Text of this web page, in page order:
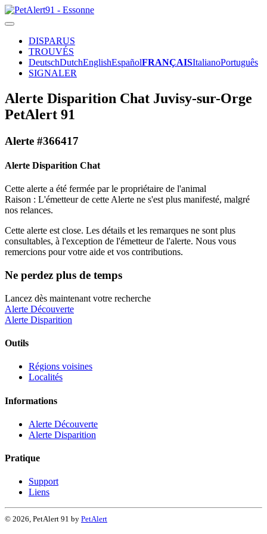
DISPARUS
TROUVÉS
DeutschDutchEnglishEspañolFRANÇAISItalianoPortuguês
SIGNALER
Alerte Disparition Chat Juvisy-sur-Orge
PetAlert 91
Alerte #366417
Alerte Disparition Chat
Cette alerte a été fermée par le propriétaire de l'animal
Raison : L'émetteur de cette Alerte ne s'est plus manifesté, malgré
nos relances.
Cette alerte est close. Les détails et les remarques ne sont plus
consultables, à l'exception de l'émetteur de l'alerte. Nous vous
remercions pour votre aide et vos contributions.
Ne perdez plus de temps
Lancez dès maintenant votre recherche
Alerte Découverte
Alerte Disparition
Outils
Régions voisines
Localités
Informations
Alerte Découverte
Alerte Disparition
Pratique
Support
Liens
© 2026, PetAlert 91 by PetAlert